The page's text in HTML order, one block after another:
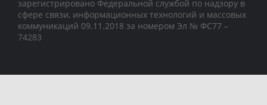
зарегистрировано Федеральной службой по надзору в
сфере связи, информационных технологий и массовых
коммуникаций 09.11.2018 за номером Эл № ФС77 –
74283